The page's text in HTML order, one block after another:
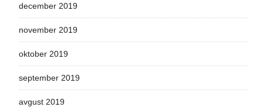
december 2019
november 2019
oktober 2019
september 2019
avgust 2019